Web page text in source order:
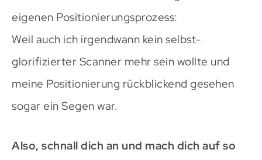
eigenen Positionierungsprozess:
Weil auch ich irgendwann kein selbst-
glorifizierter Scanner mehr sein wollte und
meine Positionierung rückblickend gesehen
sogar ein Segen war.
Also, schnall dich an und mach dich auf so